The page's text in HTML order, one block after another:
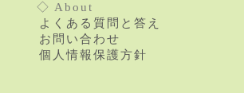
◇ About
よくある質問と答え
お問い合わせ
個人情報保護方針